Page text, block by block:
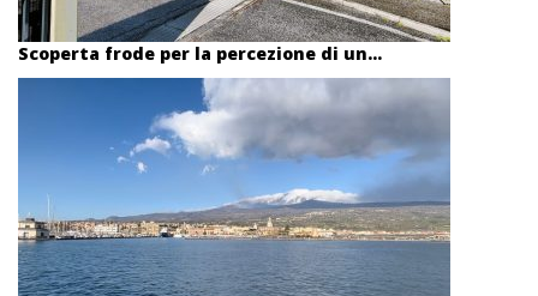
Scoperta frode per la percezione di un...